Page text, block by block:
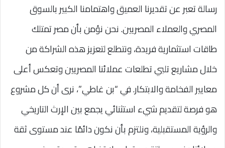
رسالة تعبر عن تقديرنا العميق واهتمامنا الكبير بالسوق
المصري والعملاء المصريين. نحن نؤمن بأن مصر تمتلك
طاقات استثمارية فريدة، ونتطلع لتعزيز هذه الشراكة من
خلال مشاريع تلبي تطلعات عملائنا المصريين وتعكس أعلى
معايير الفخامة والابتكار. في “بن غاطي”، نرى أن كل مشروع
هو فرصة لتقديم شيء استثنائي يجمع بين الإرث التاريخي
والرؤية المستقبلية، ونلتزم بأن نكون دائمًا عند مستوى ثقة